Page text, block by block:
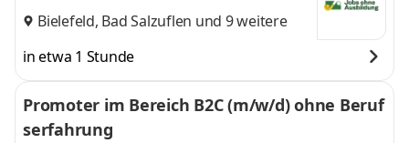
Bielefeld, Bad Salzuflen und 9 weitere
in etwa 1 Stunde
Promoter im Bereich B2C (m/w/d) ohne Beruf
serfahrung